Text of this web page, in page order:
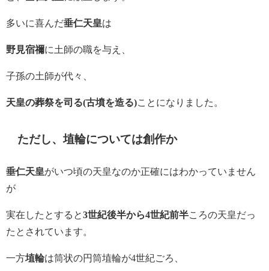
多いに喜んだ垂仁天皇は
野見宿禰に土師の職を与え、
子孫の土師が代々、
天皇の葬祭を司る(古墳を造る)ことになりました。
ただし、埴輪については創作か
垂仁天皇がいつ頃の天皇なのか正確にはわかっていません
が
実在したとすると3世紀後半から4世紀前半ころの天皇だっ
たとされています。
一方埴輪は筒状の円筒埴輪が4世紀ごろ、